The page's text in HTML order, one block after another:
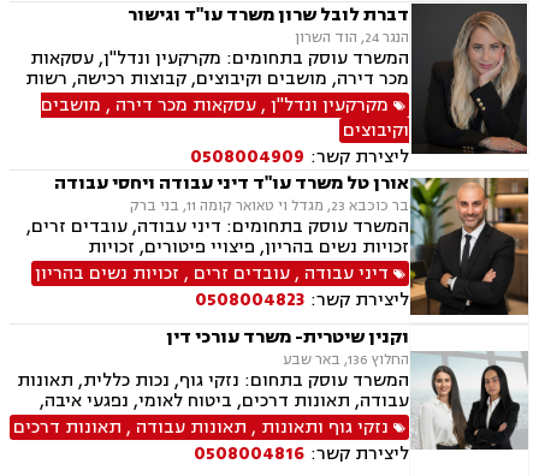
דברת לובל שרון משרד עו"ד וגישור
הנגר 24, הוד השרון
המשרד עוסק בתחומים: מקרקעין ונדל"ן, עסקאות
מכר דירה, מושבים וקיבוצים, קבוצות רכישה, רשות
מקרקעי ישראל, בתים משותפים, מיסוי נדלן, ייפוי
כוח מתמשך, ירושות וצוואות, גישור, הסכמי ממון,
העברה בין דורית.
מקרקעין ונדל"ן,עסקאות מכר דירה , מושבים
וקיבוצים
ליצירת קשר: 0508004909
אורן טל משרד עו"ד דיני עבודה ויחסי עבודה
בר כוכבא 23, מגדל וי טאואר קומה 11, בני ברק
המשרד עוסק בתחומים: דיני עבודה, עובדים זרים,
זכויות נשים בהריון, פיצויי פיטורים, זכויות
סוציאליות, שעות נוספות, פיטורים שלא כדין, הרעת
תנאים, הטרדה מינית במקום העבודה, אפליה
תעסוקתית, מחלוקות הנוגעות לעמלות ובונוסים,
סוגיות הקשורות לפרילנסרים וקבלנים עצמאיים,
ליווי קבוצות עובדים בהליכי פירוק.
דיני עבודה ,עובדים זרים , זכויות נשים בהריון
ליצירת קשר: 0508004823
וקנין שיטרית- משרד עורכי דין
החלוץ 136, באר שבע
המשרד עוסק בתחום: נזקי גוף, נכות כללית, תאונות
עבודה, תאונות דרכים, ביטוח לאומי, נפגעי איבה,
משרד הביטחון, נכי צה״ל, תביעות אזרחיות.
נזקי גוף ותאונות , תאונות עבודה , תאונות דרכים
ליצירת קשר: 0508004816